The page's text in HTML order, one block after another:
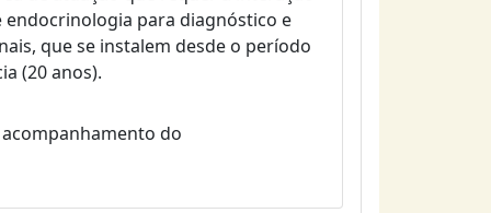
para diagnóstico e
que se instalem desde o período
(20 anos).
do